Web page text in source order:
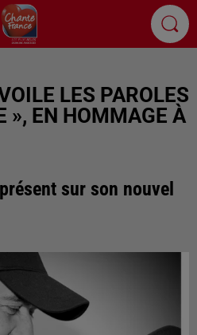
LES PAROLES
», EN HOMMAGE À
sur son nouvel